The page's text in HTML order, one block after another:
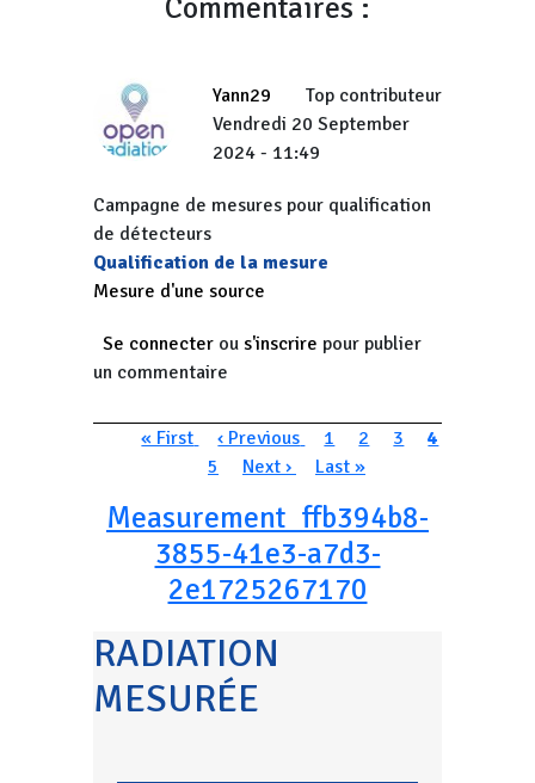
Commentaires :
Yann29
Top contributeur
Vendredi 20 September
2024 - 11:49
Campagne de mesures pour qualification
de détecteurs
Qualification de la mesure
Mesure d'une source
Se connecter ou s'inscrire pour publier
un commentaire
Pagination
Première page
« First Page précédente
‹ Previous Page
1 Page
2 Page
3 Page
4
Page
5 Page suivante
Next › Dernière page
Last »
Measurement_ffb394b8-
3855-41e3-a7d3-
2e1725267170
RADIATION
MESURÉE